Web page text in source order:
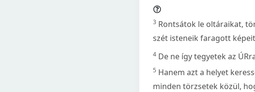
3 Rontsátok le oltáraikat,
szét isteneik faragott
4 De ne így tegyetek az
5 Hanem azt a helyet
minden törzsetek közül,